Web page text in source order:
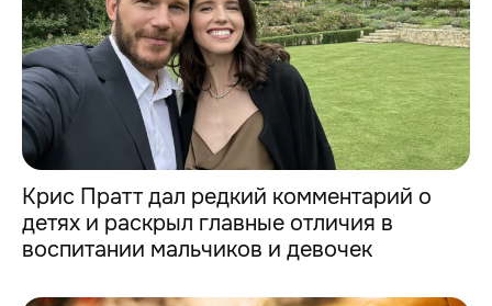
Крис Пратт дал редкий комментарий о
детях и раскрыл главные отличия в
воспитании мальчиков и девочек